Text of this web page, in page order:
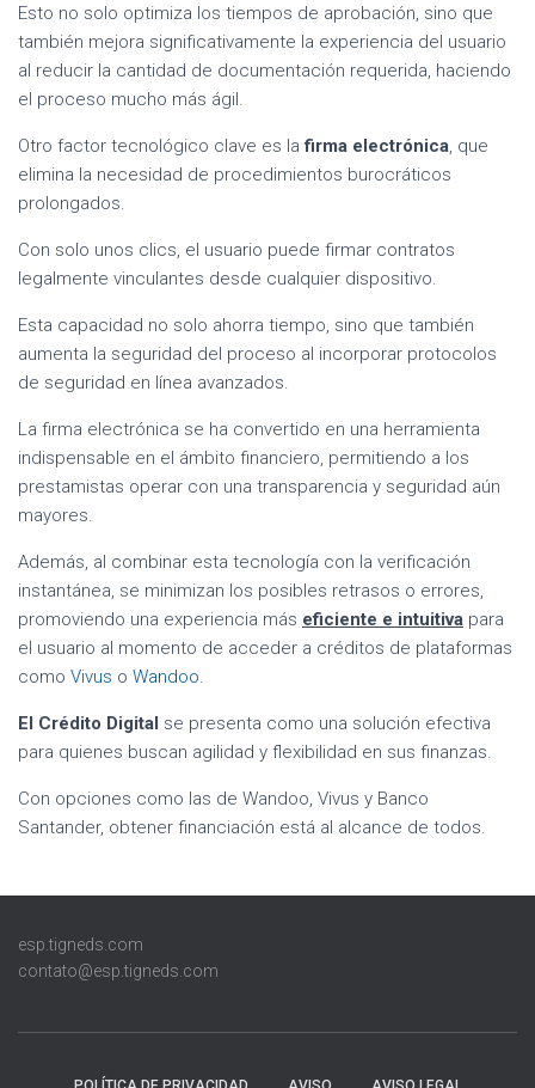
Esto no solo optimiza los tiempos de aprobación, sino que
también mejora significativamente la experiencia del usuario
al reducir la cantidad de documentación requerida, haciendo
el proceso mucho más ágil.
Otro factor tecnológico clave es lafirma electrónica, que
elimina la necesidad de procedimientos burocráticos
prolongados.
Con solo unos clics, el usuario puede firmar contratos
legalmente vinculantes desde cualquier dispositivo.
Esta capacidad no solo ahorra tiempo, sino que también
aumenta la seguridad del proceso al incorporar protocolos
de seguridad en línea avanzados.
La firma electrónica se ha convertido en una herramienta
indispensable en el ámbito financiero, permitiendo a los
prestamistas operar con una transparencia y seguridad aún
mayores.
Además, al combinar esta tecnología con la verificación
instantánea, se minimizan los posibles retrasos o errores,
promoviendo una experiencia más eficiente e intuitiva para
el usuario al momento de acceder a créditos de plataformas
como Vivus o Wandoo.
El Crédito Digital se presenta como una solución efectiva
para quienes buscan agilidad y flexibilidad en sus finanzas.
Con opciones como las de Wandoo, Vivus y Banco
Santander, obtener financiación está al alcance de todos.
esp.tigneds.com
contato@esp.tigneds.com